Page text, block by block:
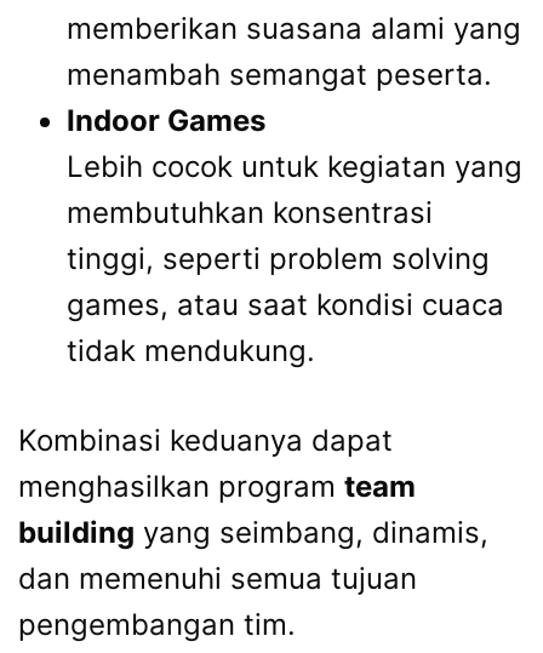
memberikan suasana alami yang
menambah semangat peserta.
Indoor Games
Lebih cocok untuk kegiatan yang
membutuhkan konsentrasi
tinggi, seperti problem solving
games, atau saat kondisi cuaca
tidak mendukung.
Kombinasi keduanya dapat
menghasilkan program team
building yang seimbang, dinamis,
dan memenuhi semua tujuan
pengembangan tim.